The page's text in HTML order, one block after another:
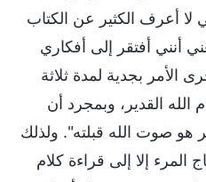
لا أعرف الكثير عن الكتاب
أنني أفتقر إلى أفكاري
الأمر بجدية لمدة ثلاثة
القدير، وبمجرد أن
هو صوت الله قبلته". ولذلك
المرء إلا إلى قراءة كلام